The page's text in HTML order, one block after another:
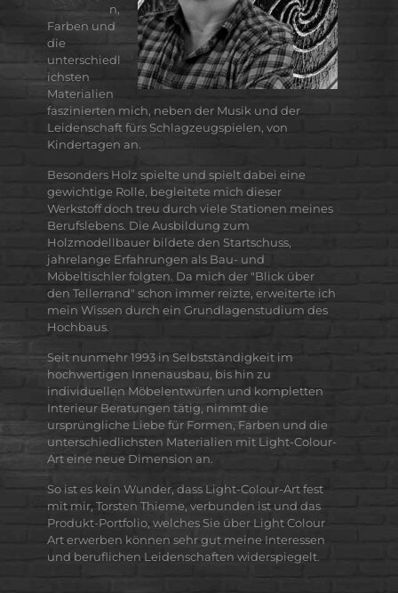
n,
Farben und
die
unterschiedl
ichsten
Materialien
faszinierten mich, neben der Musik und der
Leidenschaft fürs Schlagzeugspielen, von
Kindertagen an.
Besonders Holz spielte und spielt dabei eine
gewichtige Rolle, begleitete mich dieser
Werkstoff doch treu durch viele Stationen meines
Berufslebens. Die Ausbildung zum
Holzmodellbauer bildete den Startschuss,
jahrelange Erfahrungen als Bau- und
Möbeltischler folgten. Da mich der "Blick über
den Tellerrand" schon immer reizte, erweiterte ich
mein Wissen durch ein Grundlagenstudium des
Hochbaus.
Seit nunmehr 1993 in Selbstständigkeit im
hochwertigen Innenausbau, bis hin zu
individuellen Möbelentwürfen und kompletten
Interieur Beratungen tätig, nimmt die
ursprüngliche Liebe für Formen, Farben und die
unterschiedlichsten Materialien mit Light-Colour-
Art eine neue Dimension an.
So ist es kein Wunder, dass Light-Colour-Art fest
mit mir, Torsten Thieme, verbunden ist und das
Produkt-Portfolio, welches Sie über Light Colour
Art erwerben können sehr gut meine Interessen
und beruflichen Leidenschaften widerspiegelt.